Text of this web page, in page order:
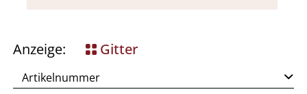
Anzeige:
Gitter